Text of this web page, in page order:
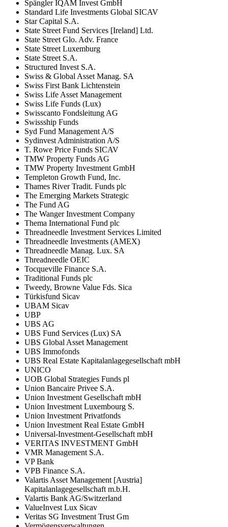
Spängler IQAM Invest GmbH
Standard Life Investments Global SICAV
Star Capital S.A.
State Street Fund Services [Ireland] Ltd.
State Street Glo. Adv. France
State Street Luxemburg
State Street S.A.
Structured Invest S.A.
Swiss & Global Asset Manag. SA
Swiss First Bank Lichtenstein
Swiss Life Asset Management
Swiss Life Funds (Lux)
Swisscanto Fondsleitung AG
Swissship Funds
Syd Fund Management A/S
Sydinvest Administration A/S
T. Rowe Price Funds SICAV
TMW Property Funds AG
TMW Property Investment GmbH
Templeton Growth Fund, Inc.
Thames River Tradit. Funds plc
The Emerging Markets Strategic
The Fund AG
The Wanger Investment Company
Thema International Fund plc
Threadneedle Investment Services Limited
Threadneedle Investments (AMEX)
Threadneedle Manag. Lux. SA
Threadneedle OEIC
Tocqueville Finance S.A.
Traditional Funds plc
Tweedy, Browne Value Fds. Sica
Türkisfund Sicav
UBAM Sicav
UBP
UBS AG
UBS Fund Services (Lux) SA
UBS Global Asset Management
UBS Immofonds
UBS Real Estate Kapitalanlagegesellschaft mbH
UNICO
UOB Global Strategies Funds pl
Union Bancaire Privee S.A.
Union Investment Gesellschaft mbH
Union Investment Luxembourg S.
Union Investment Privatfonds
Union Investment Real Estate GmbH
Universal-Investment-Gesellschaft mbH
VERITAS INVESTMENT GmbH
VMR Management S.A.
VP Bank
VPB Finance S.A.
Valartis Asset Management [Austria]
Kapitalanlagegesellschaft m.b.H.
Valartis Bank AG/Switzerland
ValueInvest Lux Sicav
Veritas SG Investment Trust Gm